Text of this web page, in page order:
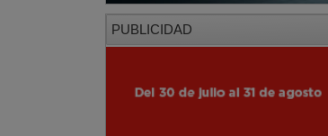
PUBLICIDAD